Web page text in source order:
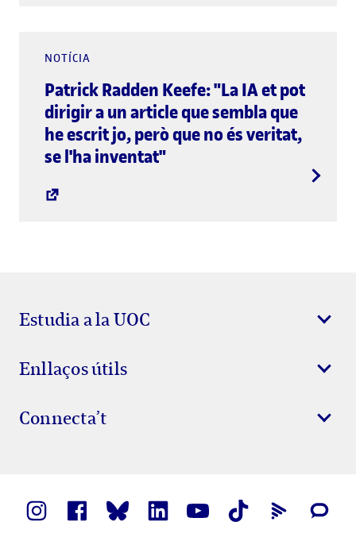
NOTÍCIA
Patrick Radden Keefe: "La IA et pot
dirigir a un article que sembla que
he escrit jo, però que no és veritat,
se l'ha inventat"
Estudia a la UOC
Enllaços útils
Connecta’t